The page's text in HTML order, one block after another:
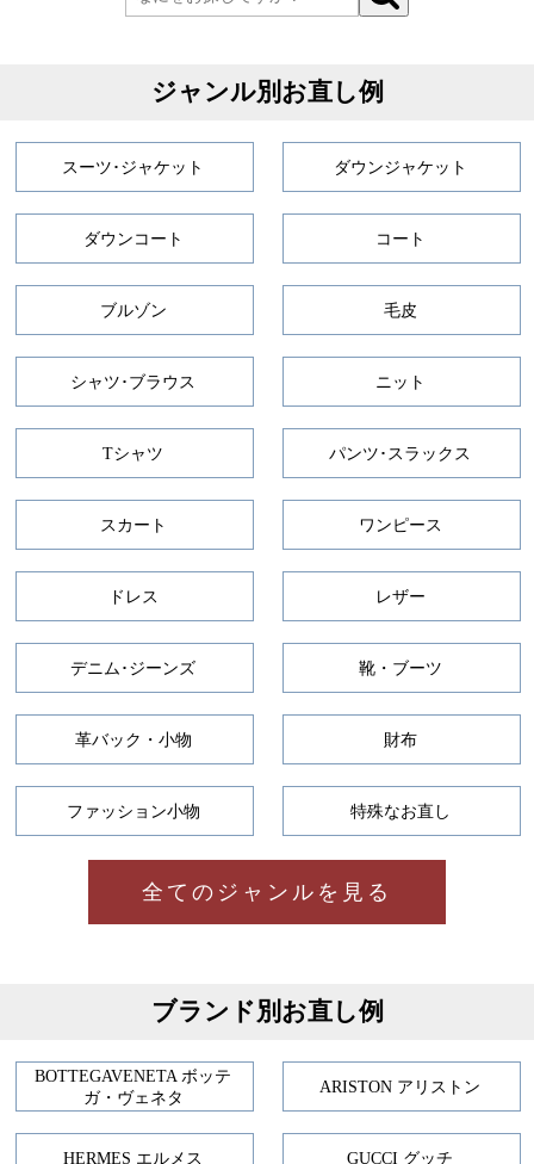
ジャンル別お直し例
スーツ･ジャケット ダウンジャケット
ダウンコート コート
ブルゾン 毛皮
シャツ･ブラウス ニット
Tシャツ パンツ･スラックス
スカート ワンピース
ドレス レザー
デニム･ジーンズ 靴・ブーツ
革バック・小物 財布
ファッション小物 特殊なお直し
全てのジャンルを見る
ブランド別お直し例
BOTTEGAVENETA ボッテ
ガ・ヴェネタ
ARISTON アリストン
HERMES エルメス GUCCI グッチ